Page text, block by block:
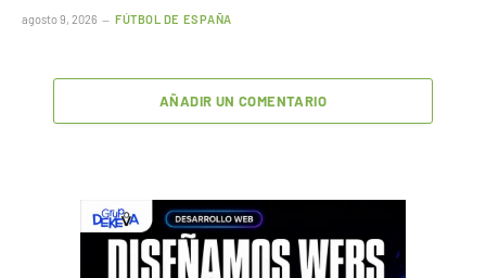
agosto 9, 2026 FÚTBOL DE ESPAÑA
AÑADIR UN COMENTARIO